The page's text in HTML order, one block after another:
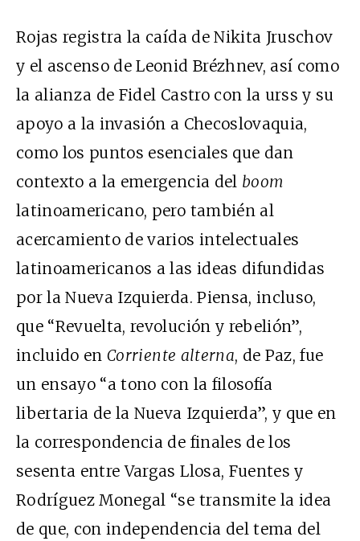
Rojas registra la caída de Nikita Jruschov
y el ascenso de Leonid Brézhnev, así como
la alianza de Fidel Castro con la urssy su
apoyo a la invasión a Checoslovaquia,
como los puntos esenciales que dan
contexto a la emergencia del boom
latinoamericano, pero también al
acercamiento de varios intelectuales
latinoamericanos a las ideas difundidas
por la Nueva Izquierda. Piensa, incluso,
que “Revuelta, revolución y rebelión”,
incluido enCorriente alterna, de Paz, fue
un ensayo “a tono con la filosofía
libertaria de la Nueva Izquierda”, y que en
la correspondencia de finales de los
sesenta entre Vargas Llosa, Fuentes y
Rodríguez Monegal “se transmite la idea
de que, con independencia del tema del